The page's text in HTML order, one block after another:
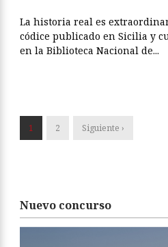
La historia real es
códice publicado en Sicilia y
en la Biblioteca Nacional de...
1 2 Siguiente ›
Nuevo concurso